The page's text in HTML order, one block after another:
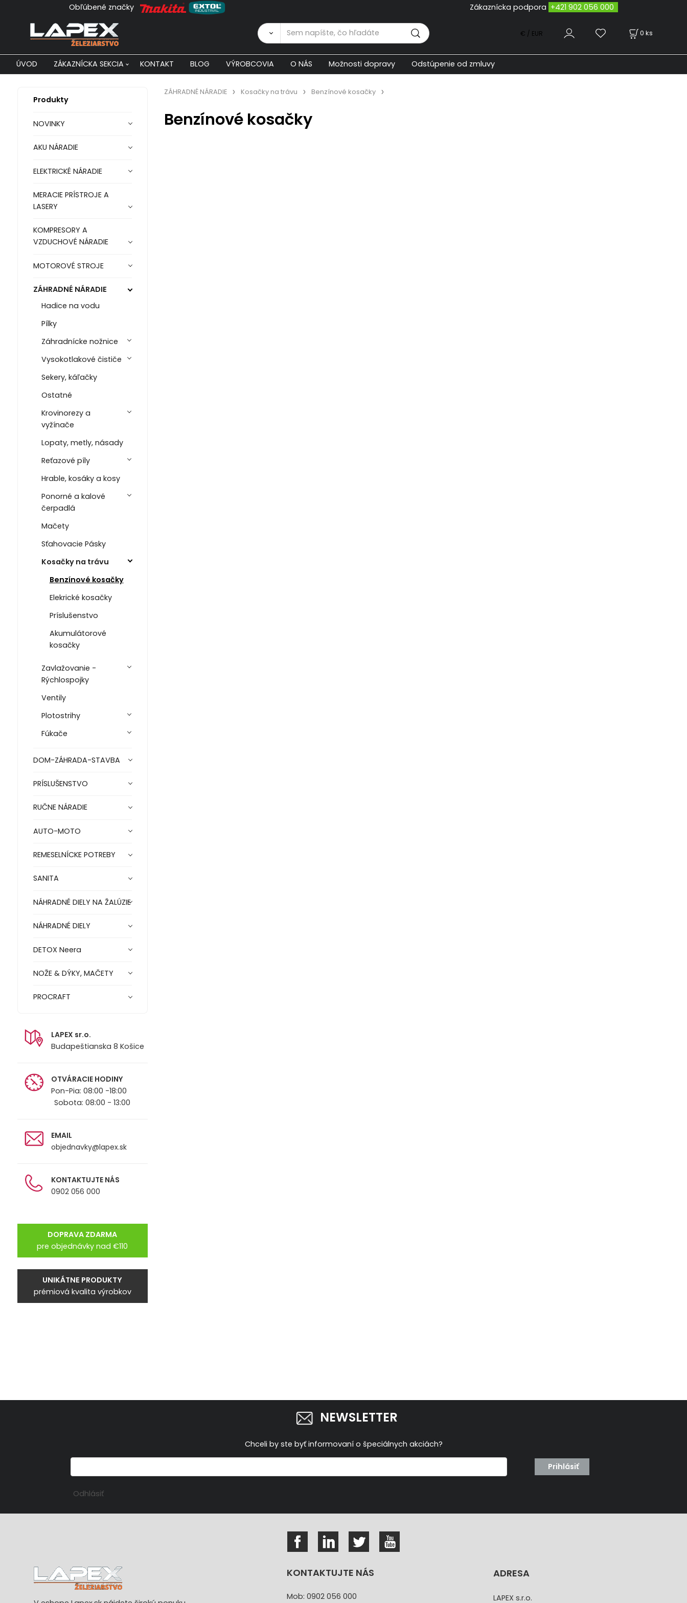
Obľúbené značky Zákaznícka podpora +421 902 056 000
0 ks
€ / EUR
ÚVOD ZÁKAZNÍCKA SEKCIA KONTAKT BLOG VÝROBCOVIA O NÁS Možnosti dopravy Odstúpenie od zmluvy
Produkty
NOVINKY
AKU NÁRADIE
ELEKTRICKÉ NÁRADIE
MERACIE PRÍSTROJE A
LASERY
KOMPRESORY A
VZDUCHOVÉ NÁRADIE
MOTOROVÉ STROJE
ZÁHRADNÉ NÁRADIE
Hadice na vodu
Pílky
Záhradnícke nožnice
Vysokotlakové čističe
Sekery, káľačky
Ostatné
Krovinorezy a
vyžínače
Lopaty, metly, násady
Reťazové píly
Hrable, kosáky a kosy
Ponorné a kalové
čerpadlá
Mačety
Sťahovacie Pásky
Kosačky na trávu
Benzínové kosačky
Elekrické kosačky
Príslušenstvo
Akumulátorové
kosačky
Zavlažovanie -
Rýchlospojky
Ventily
Plotostrihy
Fúkače
DOM-ZÁHRADA-STAVBA
PRÍSLUŠENSTVO
RUČNE NÁRADIE
AUTO-MOTO
REMESELNÍCKE POTREBY
SANITA
NÁHRADNÉ DIELY NA ŽALÚZIE
NÁHRADNÉ DIELY
DETOX Neera
NOŽE & DÝKY, MAČETY
PROCRAFT
LAPEX sr.o.
Budapeštianska 8 Košice
OTVÁRACIE HODINY
Pon-Pia: 08:00 -18:00
Sobota: 08:00 - 13:00
EMAIL
objednavky@lapex.sk
KONTAKTUJTE NÁS
0902 056 000
DOPRAVA ZDARMA
pre objednávky nad €110
UNIKÁTNE PRODUKTY
prémiová kvalita výrobkov
ZÁHRADNÉ NÁRADIE Kosačky na trávu Benzínové kosačky
Benzínové kosačky
NEWSLETTER
Chceli by ste byť informovaní o špeciálnych akciách?
Prihlásiť
Odhlásiť
KONTAKTUJTE NÁS
Mob: 0902 056 000
ADRESA
LAPEX s.r.o.